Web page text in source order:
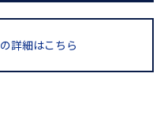
の詳細はこちら